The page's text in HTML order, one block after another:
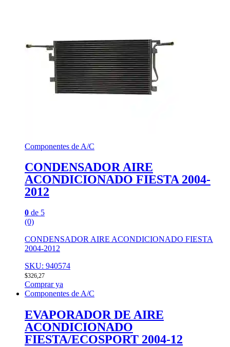
Componentes de A/C
CONDENSADOR AIRE
ACONDICIONADO FIESTA 2004-
2012
0 de 5
(0)
CONDENSADOR AIRE ACONDICIONADO FIESTA
2004-2012
SKU: 940574
$326,27
Comprar ya
Componentes de A/C
EVAPORADOR DE AIRE
ACONDICIONADO
FIESTA/ECOSPORT 2004-12